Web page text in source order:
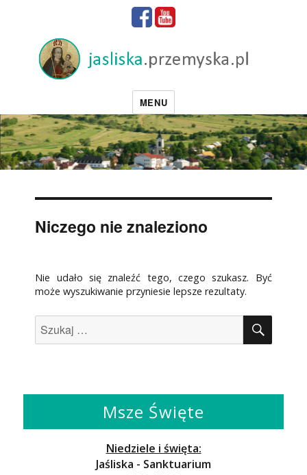
MENU
Niczego nie znaleziono
Nie udało się znaleźć tego, czego szukasz. Być
może wyszukiwanie przyniesie lepsze rezultaty.
Msze Święte
Niedziele i święta:
Jaśliska - Sanktuarium